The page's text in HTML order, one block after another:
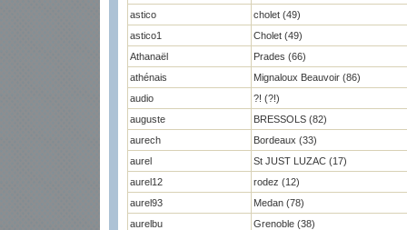
astico
cholet (49)
astico1
Cholet (49)
Athanaël
Prades (66)
athénais
Mignaloux Beauvoir (86)
audio
?! (?!)
auguste
BRESSOLS (82)
aurech
Bordeaux (33)
aurel
St JUST LUZAC (17)
aurel12
rodez (12)
aurel93
Medan (78)
aurelbu
Grenoble (38)